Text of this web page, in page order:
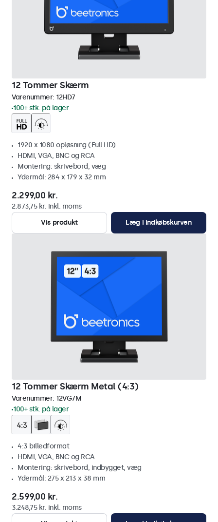
12 Tommer Skærm
Varenummer: 12HD7
100+ stk. på lager
1920 x 1080 opløsning (Full HD)
HDMI, VGA, BNC og RCA
Montering: skrivebord, væg
Ydermål: 284 x 179 x 32 mm
2.299,00 kr.
2.873,75 kr. inkl. moms
Vis produkt
Læg i indkøbskurven
12 Tommer Skærm Metal (4:3)
Varenummer: 12VG7M
100+ stk. på lager
4:3 billedformat
HDMI, VGA, BNC og RCA
Montering: skrivebord, indbygget, væg
Ydermål: 275 x 213 x 38 mm
2.599,00 kr.
3.248,75 kr. inkl. moms